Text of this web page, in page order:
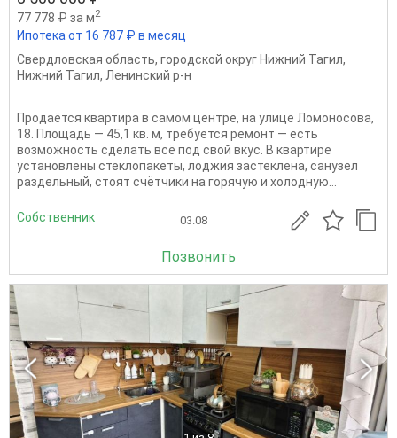
77 778 ₽ за м2
Ипотека от 16 787 ₽ в месяц
Свердловская область, городской округ Нижний Тагил,
Нижний Тагил, Ленинский р-н
Продаётся квартира в самом центре, на улице Ломоносова,
18. Площадь — 45,1 кв. м, требуется ремонт — есть
возможность сделать всё под свой вкус. В квартире
установлены стеклопакеты, лоджия застеклена, санузел
раздельный, стоят счётчики на горячую и холодную...
Собственник 03.08
Позвонить